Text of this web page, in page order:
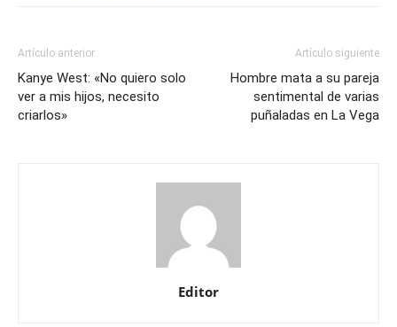
Artículo anterior
Kanye West: «No quiero solo
ver a mis hijos, necesito
criarlos»
Artículo siguiente
Hombre mata a su pareja
sentimental de varias
puñaladas en La Vega
Editor